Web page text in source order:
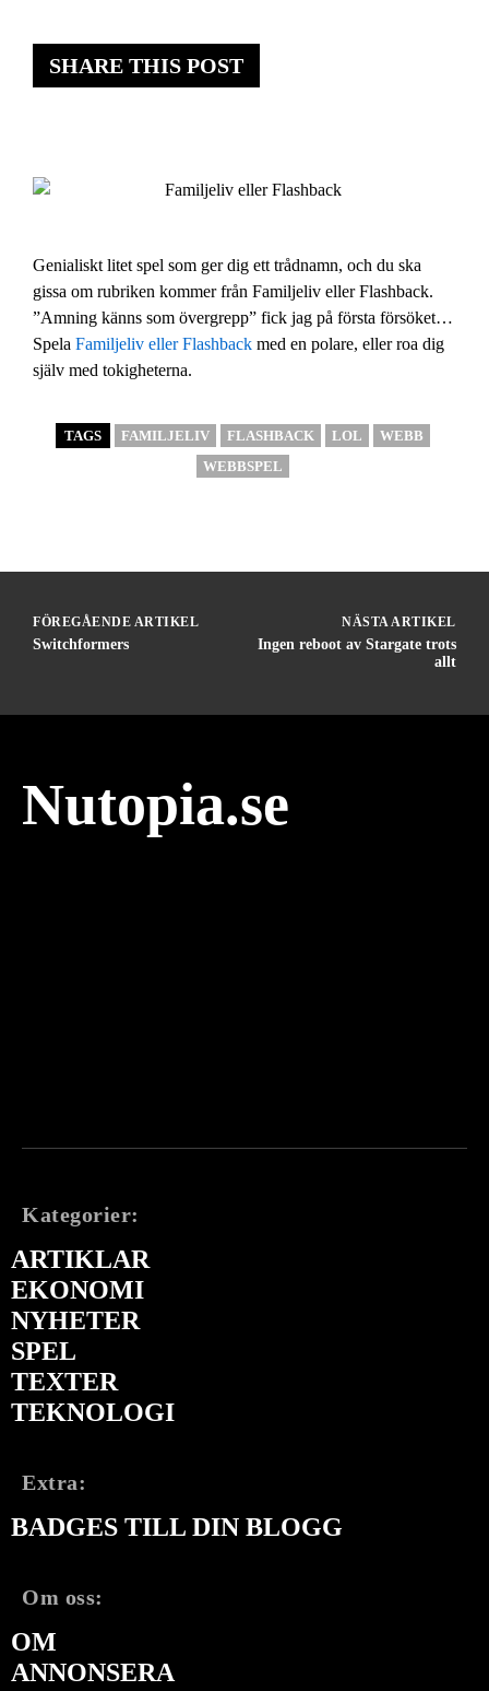
SHARE THIS POST
Genialiskt litet spel som ger dig ett trådnamn, och du ska
gissa om rubriken kommer från Familjeliv eller Flashback.
”Amning känns som övergrepp” fick jag på första försöket…
Spela Familjeliv eller Flashback med en polare, eller roa dig
själv med tokigheterna.
TAGS FAMILJELIV FLASHBACK LOL
WEBB
WEBBSPEL
FÖREGÅENDE ARTIKEL
Switchformers
NÄSTA ARTIKEL
Ingen reboot av Stargate trots
allt
Nutopia.se
Kategorier:
ARTIKLAR
EKONOMI
NYHETER
SPEL
TEXTER
TEKNOLOGI
Extra:
BADGES TILL DIN BLOGG
Om oss:
OM
ANNONSERA